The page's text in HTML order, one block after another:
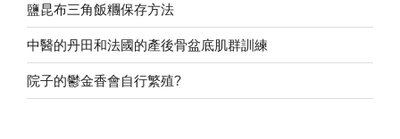
鹽昆布三角飯糰保存方法
中醫的丹田和法國的產後骨盆底肌群訓練
院子的鬱金香會自行繁殖?